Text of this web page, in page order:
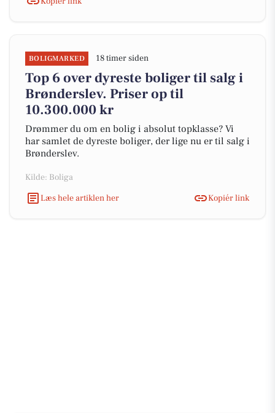
BOLIGMARKED 18 timer siden
Top 6 over dyreste boliger til salg i
Brønderslev. Priser op til
10.300.000 kr
Drømmer du om en bolig i absolut topklasse? Vi
har samlet de dyreste boliger, der lige nu er til salg i
Brønderslev.
Kilde: Boliga
Læs hele artiklen her
Kopiér link